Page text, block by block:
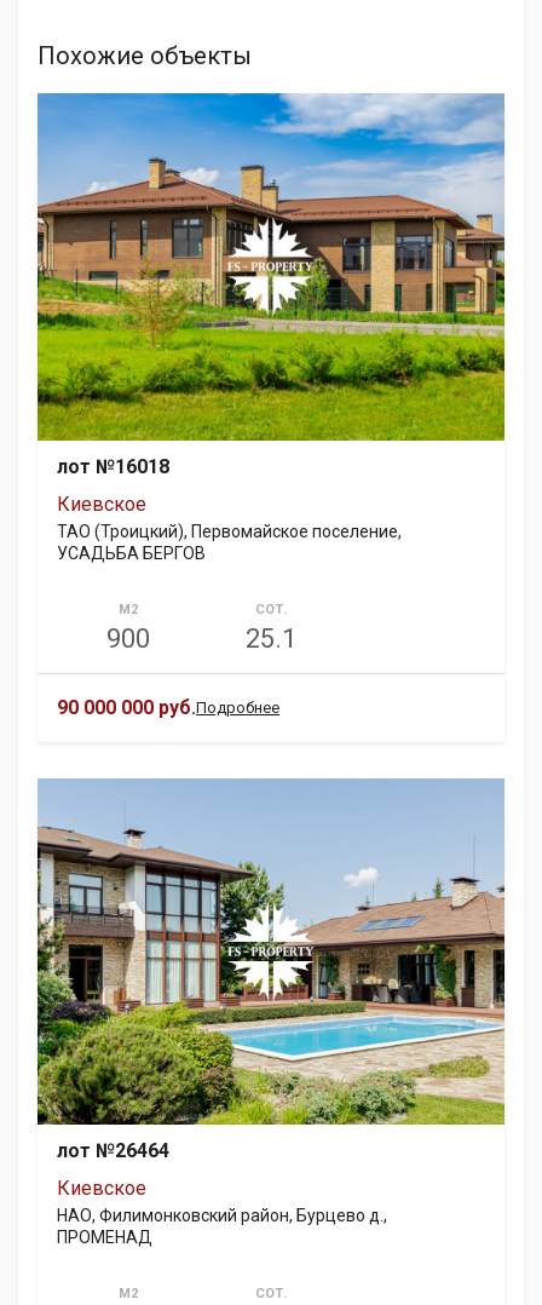
Похожие объекты
лот №16018
Киевское
ТАО (Троицкий), Первомайское поселение,
УСАДЬБА БЕРГОВ
М2
900
СОТ.
25.1
90 000 000 руб.Подробнее
лот №26464
Киевское
НАО, Филимонковский район, Бурцево д.,
ПРОМЕНАД
М2 СОТ.